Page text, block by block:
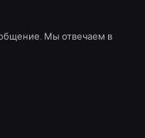
Мы отвечаем в